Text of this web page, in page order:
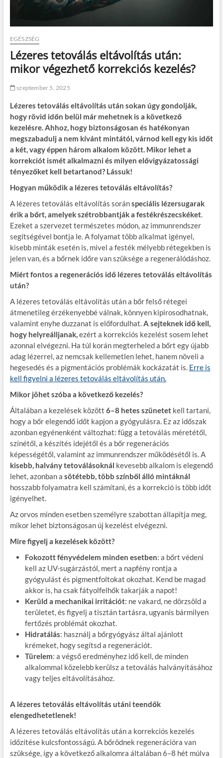
EGÉSZSÉG
Lézeres tetoválás eltávolítás után:
mikor végezhető korrekciós kezelés?
szeptember 5, 2025
Lézeres tetoválás eltávolítás után sokan úgy gondolják,
hogy rövid időn belül már mehetnek is a következő
kezelésre. Ahhoz, hogy biztonságosan és hatékonyan
megszabadulj a nem kívánt mintától, várnod kell egy kis időt
a két, vagy éppen három alkalom között. Mikor lehet a
korrekciót ismét alkalmazni és milyen elővigyázatossági
tényezőket kell betartanod? Lássuk!
Hogyan működik a lézeres tetoválás eltávolítás?
A lézeres tetoválás eltávolítás soránspeciális lézersugarak
érik a bőrt, amelyek szétrobbantják a festékrészecskéket.
Ezeket a szervezet természetes módon, az immunrendszer
segítségével bontja le. A folyamat több alkalmat igényel,
kisebb minták esetén is, mivel a festék mélyebb rétegekben is
jelen van, és a bőrnek időre van szüksége a regenerálódáshoz.
Miért fontos a regenerációs idő lézeres tetoválás eltávolítás
után?
A lézeres tetoválás eltávolítás után a bőr felső rétegei
átmenetileg érzékenyebbé válnak, könnyen kipirosodhatnak,
valamint enyhe duzzanat is előfordulhat.A sejteknek idő kell,
hogy helyreálljanak,ezért a korrekciós kezelést sosem lehet
azonnal elvégezni. Ha túl korán megterheled a bőrt egy újabb
adag lézerrel, az nemcsak kellemetlen lehet, hanem növeli a
hegesedés és a pigmentációs problémák kockázatát is. Erre is
kell figyelni a lézeres tetoválás eltávolítás után.
Mikor jöhet szóba a következő kezelés?
Általában a kezelések között 6–8 hetes szünetetkell tartani,
hogy a bőr elegendő időt kapjon a gyógyulásra. Ez az időszak
azonban egyénenként változhat: függ a tetoválás méretétől,
színétől, a készítés idejétől és a bőr regenerációs
képességétől, valamint az immunrendszer működésétől is. A
kisebb, halvány tetoválásoknál kevesebb alkalom is elegendő
lehet, azonban a sötétebb, több színből álló mintáknál
hosszabb folyamatra kell számítani, és a korrekció is több időt
igényelhet.
Az orvos minden esetben személyre szabottan állapítja meg,
mikor lehet biztonságosan új kezelést elvégezni.
Mire figyelj a kezelések között?
Fokozott fényvédelem minden esetben: a bőrt védeni
kell az UV-sugárzástól, mert a napfény rontja a
gyógyulást és pigmentfoltokat okozhat. Kend be magad
akkor is, ha csak fátyolfelhők takarják a napot!
Kerüld a mechanikai irritációt: ne vakard, ne dörzsöld a
területet, és figyelj a tisztán tartásra, ugyanis bármilyen
fertőzés problémát okozhat.
Hidratálás: használj a bőrgyógyász által ajánlott
krémeket, hogy segítsd a regenerációt.
Türelem: a végső eredményhez idő kell, de minden
alkalommal közelebb kerülsz a tetoválás halványításához
vagy teljes eltávolításához.
A lézeres tetoválás eltávolítás utáni teendők
elengedhetetlenek!
A lézeres tetoválás eltávolítás után a korrekciós kezelés
időzítése kulcsfontosságú. A bőrödnek regenerációra van
szüksége, így a következő alkalomra általában 6–8 hét múlva